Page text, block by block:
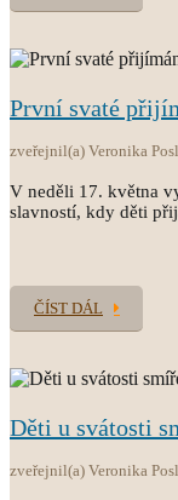
První svaté
zveřejnil(a) Veronika
V neděli 17. května
slavností, kdy děti
ČÍST DÁL
Děti u svátosti
zveřejnil(a) Veronika